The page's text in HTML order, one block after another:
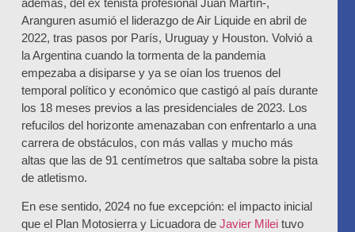
Aranguren asumió el liderazgo de Air Liquide en abril de
2022, tras pasos por París, Uruguayy Houston. Volvió a
la Argentina cuando la tormenta de la pandemia
empezaba a disiparse y ya se oían los truenos del
temporal político y económico que castigó al país durante
los 18 meses previos a las presidenciales de 2023. Los
refucilos del horizonte amenazaban con enfrentarlo a una
carrera de obstáculos, con más vallas y mucho más
altas que las de 91 centímetros que saltaba sobre la pista
de atletismo.
En ese sentido, 2024 no fue excepción: el impacto inicial
que el Plan Motosierra y Licuadorade Javier Mileituvo